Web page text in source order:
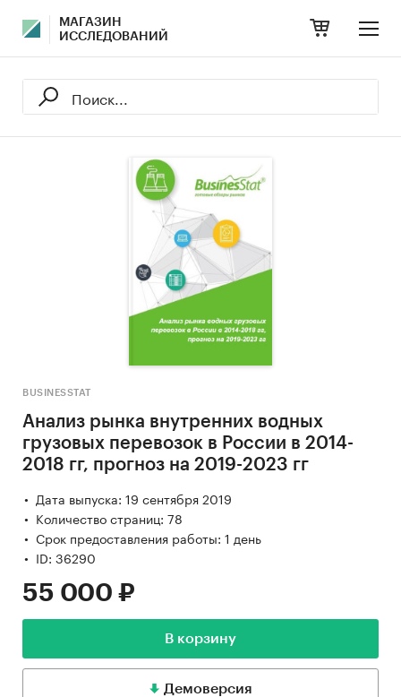
МАГАЗИН
ИССЛЕДОВАНИЙ
BUSINESSTAT
Анализ рынка внутренних водных
грузовых перевозок в России в 2014-
2018 гг, прогноз на 2019-2023 гг
Дата выпуска: 19 сентября 2019
Количество страниц: 78
Срок предоставления работы: 1 день
ID: 36290
55 000 ₽
В корзину
Демоверсия